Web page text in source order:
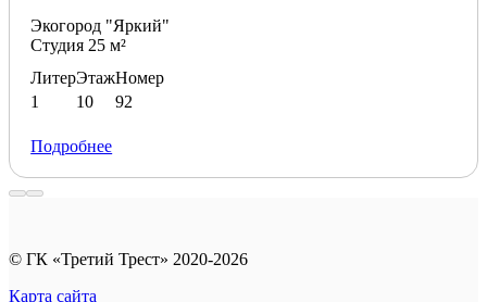
Экогород "Яркий"
Студия 25 м²
Литер
1
Этаж
10
Номер
92
Подробнее
© ГК «Третий Трест» 2020-2026
Карта сайта